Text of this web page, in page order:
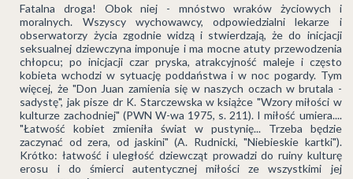
Fatalna droga! Obok niej - mnóstwo wraków życiowych i
moralnych. Wszyscy wychowawcy, odpowiedzialni lekarze i
obserwatorzy życia zgodnie widzą i stwierdzają, że do inicjacji
seksualnej dziewczyna imponuje i ma mocne atuty przewodzenia
chłopcu; po inicjacji czar pryska, atrakcyjność maleje i często
kobieta wchodzi w sytuację poddaństwa i w noc pogardy. Tym
więcej, że "Don Juan zamienia się w naszych oczach w brutala -
sadystę", jak pisze dr K. Starczewska w książce "Wzory miłości w
kulturze zachodniej" (PWN W-wa 1975, s. 211). I miłość umiera....
"Łatwość kobiet zmieniła świat w pustynię... Trzeba będzie
zaczynać od zera, od jaskini" (A. Rudnicki, "Niebieskie kartki").
Krótko: łatwość i uległość dziewcząt prowadzi do ruiny kulturę
erosu i do śmierci autentycznej miłości ze wszystkimi jej